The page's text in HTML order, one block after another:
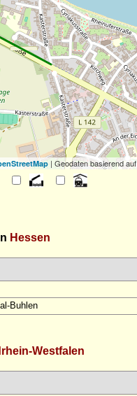
| Geodaten basierend
Hessen
Buhlen
Westfalen